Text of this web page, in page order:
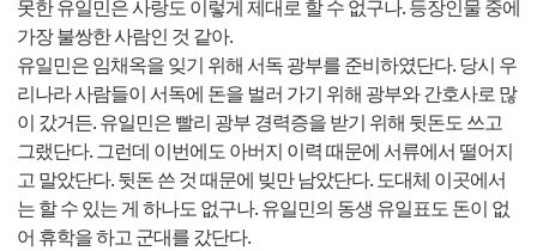
못한 유일민은 사랑도 이렇게 제대로 할 수 없구나. 등장인물 중에
가장 불쌍한 사람인 것 같아.
유일민은 임채옥을 잊기 위해 서독 광부를 준비하였단다. 당시 우
리나라 사람들이 서독에 돈을 벌러 가기 위해 광부와 간호사로 많
이 갔거든. 유일민은 빨리 광부 경력증을 받기 위해 뒷돈도 쓰고
그랬단다. 그런데 이번에도 아버지 이력 때문에 서류에서 떨어지
고 말았단다. 뒷돈 쓴 것 때문에 빚만 남았단다. 도대체 이곳에서
는 할 수 있는 게 하나도 없구나. 유일민의 동생 유일표도 돈이 없
어 휴학을 하고 군대를 갔단다.